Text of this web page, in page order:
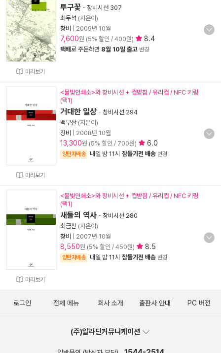
미리보기
투구꽃 - 창비시선 307
최두석 (지은이)
창비
2009년 10월
7,600원 (5% 할인 / 400원) 8.4
택배로 주문하면 8월 10일 출고 변경
미리보기
<물빛인쇄소>와 창비시선 + 컵받침 / 유리컵 / NFC 키링
(택1)
거대한 일상 - 창비시선 294
백무산 (지은이)
창비
2008년 10월
13,300원 (5% 할인 / 700원) 6.0
양탄자배송 내일 밤 11시 잠들기전 배송 변경
미리보기
<물빛인쇄소>와 창비시선 + 컵받침 / 유리컵 / NFC 키링
(택1)
새들의 역사 - 창비시선 280
최금진 (지은이)
창비
2007년 10월
8,550원 (5% 할인 / 450원) 8.5
양탄자배송 내일 밤 11시 잠들기전 배송 변경
로그인 전체 메뉴 회사 소개 출판사 안내 PC 버전
(주)알라딘커뮤니케이션